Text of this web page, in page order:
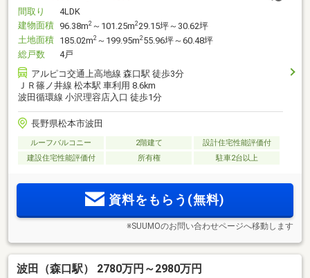
間取り
4LDK
建物面積 96.38m2 ～101.25m229.15坪～30.62坪
土地面積 185.02m2 ～199.95m255.96坪～60.48坪
総戸数
4戸
アルピコ交通上高地線 森口駅 徒歩3分
ＪＲ篠ノ井線 松本駅 車利用 8.6km
波田循環線 小沢理容店入口 徒歩1分
長野県松本市波田
ルーフバルコニー 2階建て
設計住宅性能評価付
建設住宅性能評価付
所有権 駐車2台以上
資料をもらう(無料)
※SUUMOのお問い合わせページへ移動します
波田（森口駅） 2780万円～2980万円